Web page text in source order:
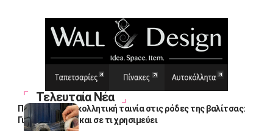
Τελευταία Νέα
Πολλοί βάζουν κολλητική ταινία στις ρόδες της βαλίτσας:
Γιατί το κάνουν και σε τι χρησιμεύει